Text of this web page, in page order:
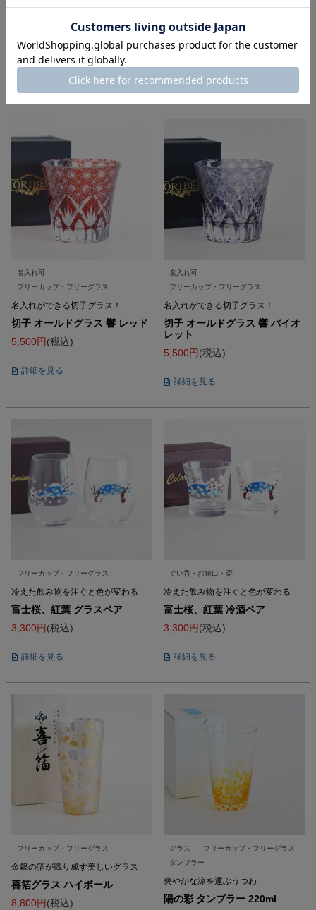
切子 オールドグラス 月光 バイ
5,500
税込
切子 オールドグラス 響 ブルー
5,500
税込
詳細を見る
名入れ可
フリーカップ・フリーグラス
名入れができる切子グラス！
切子 オールドグラス 響 レッド
5,500
税込
詳細を見る
名入れ可
フリーカップ・フリーグラス
名入れができる切子グラス！
切子 オールドグラス 響 バイオ
レット
5,500
税込
詳細を見る
フリーカップ・フリーグラス
冷えた飲み物を注ぐと色が変わる
富士桜、紅葉 グラスペア
3,300
税込
詳細を見る
ぐい呑・お猪口・盃
冷えた飲み物を注ぐと色が変わる
富士桜、紅葉 冷酒ペア
3,300
税込
詳細を見る
フリーカップ・フリーグラス
金銀の箔が織り成す美しいグラス
喜箔グラス ハイボール
8,800
税込
グラス
フリーカップ・フリーグラス
タンブラー
爽やかな涼を運ぶうつわ
陽の彩 タンブラー 220ml